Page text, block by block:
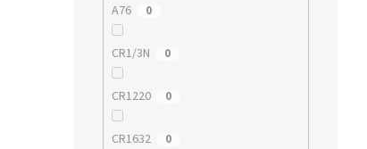
A76 0
CR1/3N 0
CR1220 0
CR1632 0